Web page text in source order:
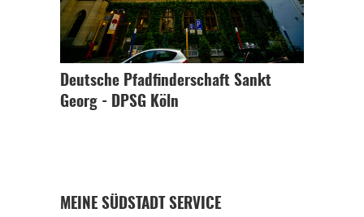
Deutsche Pfadfinderschaft Sankt
Georg - DPSG Köln
MEINE SÜDSTADT SERVICE